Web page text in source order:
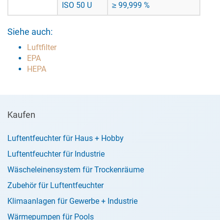
ISO 50 U ≥ 99,999 %
Siehe auch:
Luftfilter
EPA
HEPA
Kaufen
Luftentfeuchter für Haus + Hobby
Luftentfeuchter für Industrie
Wäscheleinensystem für Trockenräume
Zubehör für Luftentfeuchter
Klimaanlagen für Gewerbe + Industrie
Wärmepumpen für Pools